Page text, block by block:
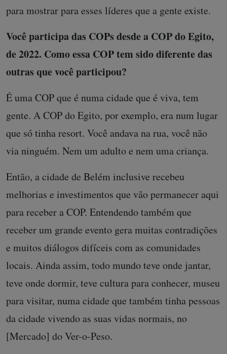
para mostrar para esses líderes que a gente existe.
Você participa das COPs desde a COP do Egito,
de 2022. Como essa COP tem sido diferente das
outras que você participou?
É uma COP que é numa cidade que é viva, tem
gente. A COP do Egito, por exemplo, era num lugar
que só tinha resort. Você andava na rua, você não
via ninguém. Nem um adulto e nem uma criança.
Então, a cidade de Belém inclusive recebeu
melhorias e investimentos que vão permanecer aqui
para receber a COP. Entendendo também que
receber um grande evento gera muitas contradições
e muitos diálogos difíceis com as comunidades
locais. Ainda assim, todo mundo teve onde jantar,
teve onde dormir, teve cultura para conhecer, museu
para visitar, numa cidade que também tinha pessoas
da cidade vivendo as suas vidas normais, no
[Mercado] do Ver-o-Peso.